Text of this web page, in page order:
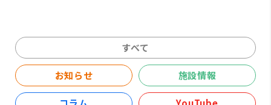
すべて
お知らせ 施設情報